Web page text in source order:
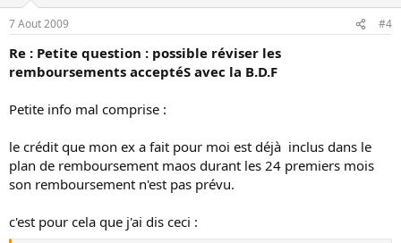
7 Aout 2009 #4
Re : Petite question : possible réviser les
remboursements acceptéS avec la B.D.F
Petite info mal comprise :
le crédit que mon ex a fait pour moi est déjà inclus dans le
plan de remboursement maos durant les 24 premiers mois
son remboursement n'est pas prévu.
c'est pour cela que j'ai dis ceci :